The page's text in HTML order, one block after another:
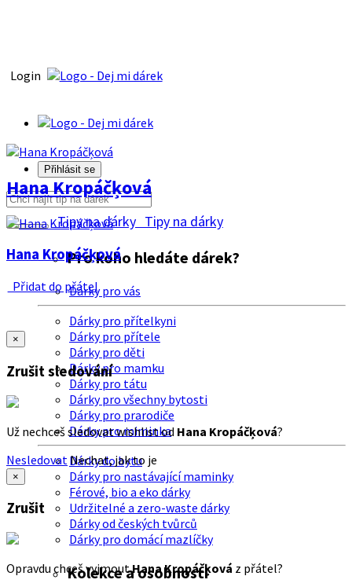
Login
Přihlásit se
Tipy na dárky Tipy na dárky
Pro koho hledáte dárek?
Dárky pro vás
Dárky pro přítelkyni
Dárky pro přítele
Dárky pro děti
Dárky pro mamku
Dárky pro tátu
Dárky pro všechny bytosti
Dárky pro prarodiče
Dárky pro miminka
Dárky do bytu
Dárky pro nastávající maminky
Férové, bio a eko dárky
Udržitelné a zero-waste dárky
Dárky od českých tvůrců
Dárky pro domácí mazlíčky
Kolekce a osobnosti
Hana Kropáčķová
Hana Kropáčķová
Přidat do přátel
×
Zrušit sledování
Už nechceš sledovat wishlist od Hana Kropáčķová?
Nesledovat Nechat, jak to je
×
Zrušit
Opravdu chceš vyjmoutHana Kropáčķová z přátel?